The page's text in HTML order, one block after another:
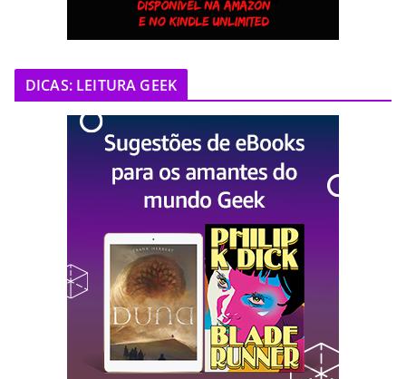
DICAS: LEITURA GEEK